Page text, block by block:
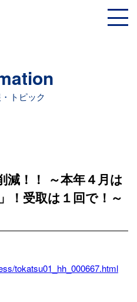
トピック
減！！ ～本年４月は
！受取は１回で！～
tokatsu01_hh_000667.html